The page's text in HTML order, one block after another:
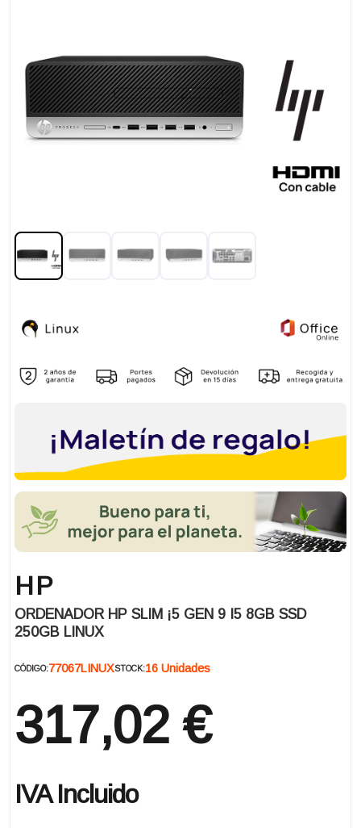
HP
ORDENADOR HP SLIM ¡5 GEN 9 I5 8GB SSD
250GB LINUX
CÓDIGO:77067LINUXSTOCK:16 Unidades
317,02 €
IVA Incluido